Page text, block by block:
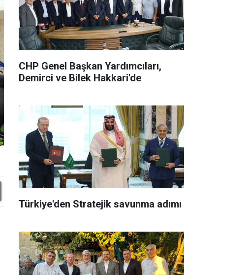
CHP Genel Başkan Yardımcıları,
Demirci ve Bilek Hakkari'de
Türkiye'den Stratejik savunma adımı